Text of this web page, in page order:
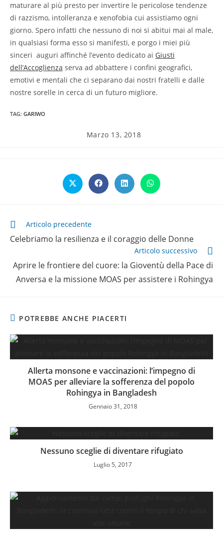
maturare al più presto per invertire le pericolose tendenze
di razzismo, intolleranza e xenofobia cui assistiamo ogni
giorno. Spero infatti che nessuno di noi si abitui mai al male,
in qualsiasi forma esso si manifesti, e porgo i miei più
sinceri auguri affinché l’evento dedicato ai Giusti
dell’Accoglienza serva ad abbattere i confini geografici,
emotivi e mentali che ci separano dai nostri fratelli e dalle
nostre sorelle in cerca di un futuro migliore.
TAG: GARIWO
Articolo
Marzo 13, 2018
Opens
in
Opens
in
Opens
in
Opens
in
Leggi
altri
articoli
Articolo precedente
Celebriamo la resilienza e il coraggio delle Donne
Articolo successivo
Aprire le frontiere del cuore: la Gioventù della Pace di
Anversa e la missione MOAS per assistere i Rohingya
POTREBBE ANCHE PIACERTI
Allerta monsone e vaccinazioni: l’impegno di
MOAS per alleviare la sofferenza del popolo
Rohingya in Bangladesh
Gennaio 31, 2018
Nessuno sceglie di diventare rifugiato
Luglio 5, 2017